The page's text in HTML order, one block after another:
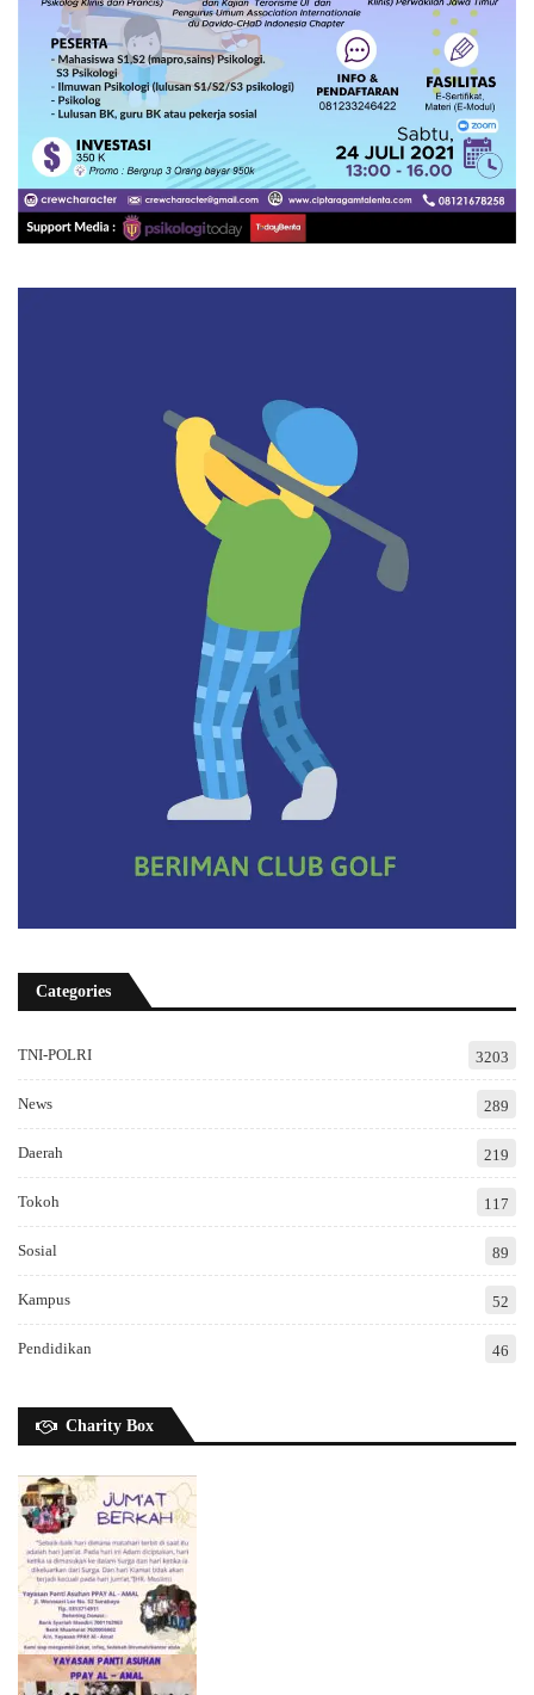
Categories
TNI-POLRI 3203
News 289
Daerah 219
Tokoh 117
Sosial 89
Kampus 52
Pendidikan 46
Charity Box